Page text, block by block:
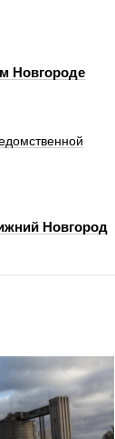
Новгороде
Новгород